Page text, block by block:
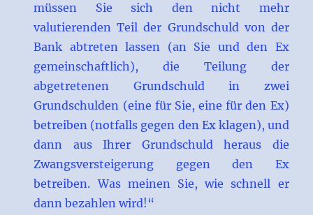
müssen Sie sich den nicht mehr
valutierenden Teil der Grundschuld von der
Bank abtreten lassen (an Sie und den Ex
gemeinschaftlich), die Teilung der
abgetretenen Grundschuld in zwei
Grundschulden (eine für Sie, eine für den Ex)
betreiben (notfalls gegen den Ex klagen), und
dann aus Ihrer Grundschuld heraus die
Zwangsversteigerung gegen den Ex
betreiben. Was meinen Sie, wie schnell er
dann bezahlen wird!“